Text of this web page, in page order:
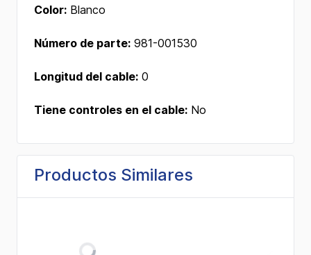
Color: Blanco
Número de parte: 981-001530
Longitud del cable: 0
Tiene controles en el cable: No
Productos Similares